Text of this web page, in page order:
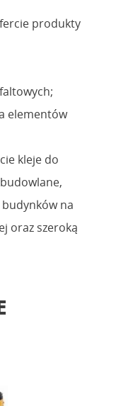
produkty
elementów
kleje do
na
oraz szeroką